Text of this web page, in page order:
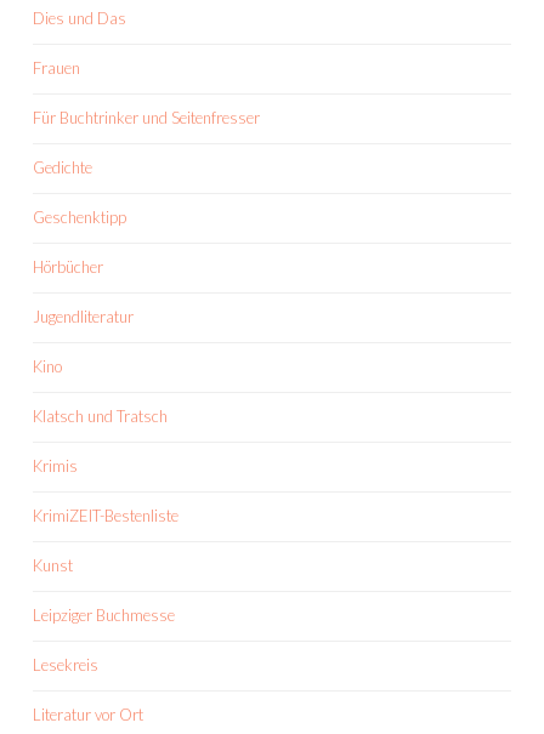
Dies und Das
Frauen
Für Buchtrinker und Seitenfresser
Gedichte
Geschenktipp
Hörbücher
Jugendliteratur
Kino
Klatsch und Tratsch
Krimis
KrimiZEIT-Bestenliste
Kunst
Leipziger Buchmesse
Lesekreis
Literatur vor Ort